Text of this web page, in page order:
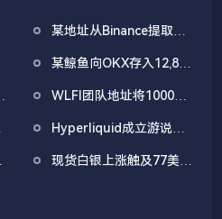
某地址从Binance提取
722万美元
某鲸鱼向OKX存入12,840
WLFI团队地址将1000万
Hyperliquid成立游说组
Center」，将以2800万
现货白银上涨触及77美